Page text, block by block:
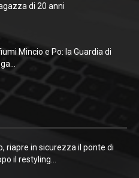
di 20 anni
Mincio e Po: la Guardia di
riapre in sicurezza il ponte di
il restyling...